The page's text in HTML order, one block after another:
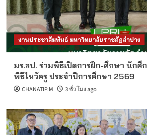
งานประชาสัมพันธ์ มหาวิทยาลัยราชภัฏลำปาง
มร.ลป. ร่วมพิธีเปิดการฝึก-ศึกษา นักศึ
พิธีไหว้ครู ประจำปีการศึกษา 2569
CHANATIP.M 3 ชั่วโมง ago